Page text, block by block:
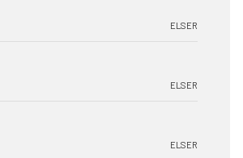
ELSER
ELSER
ELSER